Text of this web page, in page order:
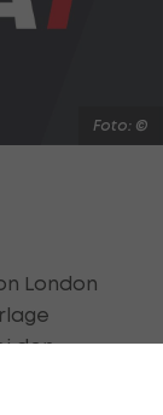
Foto: ©
London
den
nur auf